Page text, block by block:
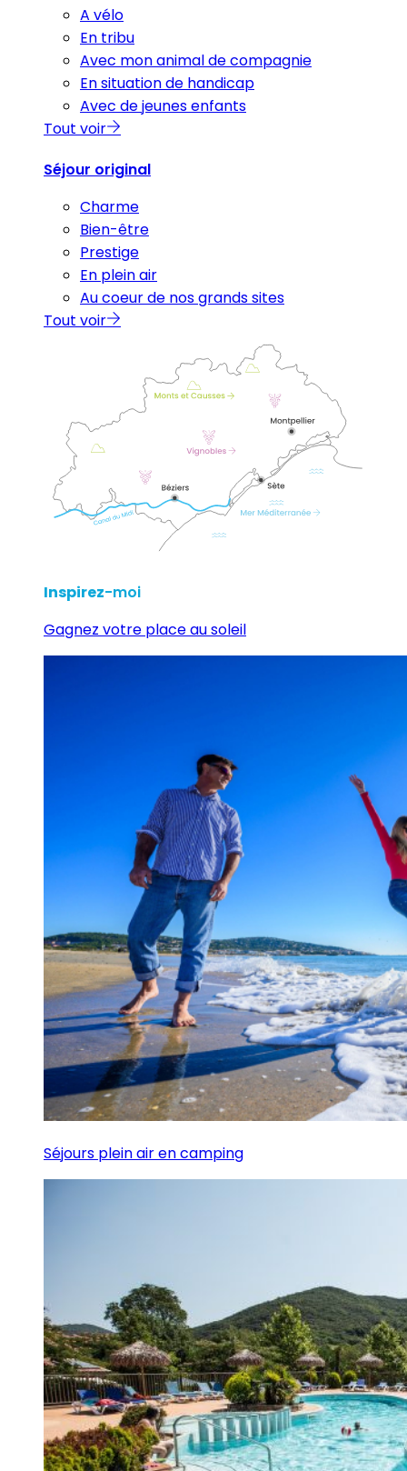
A vélo
En tribu
Avec mon animal de compagnie
En situation de handicap
Avec de jeunes enfants
Tout voir
Séjour original
Charme
Bien-être
Prestige
En plein air
Au coeur de nos grands sites
Tout voir
Inspirez-moi
Gagnez votre place au soleil
Séjours plein air en camping